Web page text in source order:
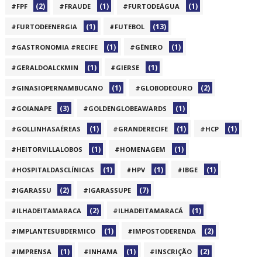
#FPF (2) #FRAUDE (1) #FURTODEÁGUA (1)
#FURTODEENERGIA (1) #FUTEBOL (13)
#GASTRONOMIA #RECIFE (1) #GÊNERO (1)
#GERALDOALCKMIN (1) #GIERSE (1)
#GINASIOPERNAMBUCANO (1) #GLOBODEOURO (2)
#GOIANAPE (3) #GOLDENGLOBEAWARDS (1)
#GOLLINHASAÉREAS (1) #GRANDERECIFE (1) #HCP (1)
#HEITORVILLALOBOS (1) #HOMENAGEM (1)
#HOSPITALDASCLÍNICAS (1) #HPV (1) #IBGE (1)
#IGARASSU (2) #IGARASSUPE (7)
#ILHADEITAMARACA (2) #ILHADEITAMARACÁ (1)
#IMPLANTESUBDERMICO (1) #IMPOSTODERENDA (2)
#IMPRENSA (1) #INHAMA (1) #INSCRIÇÃO (2)